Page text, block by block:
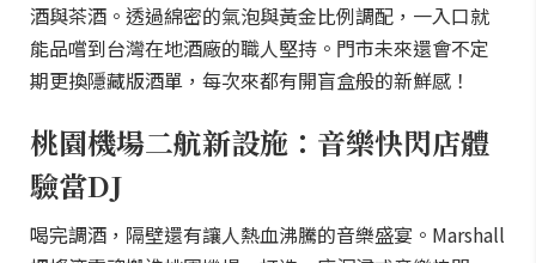
酒與茶酒。透過綿密的氣泡與黃金比例調配，一入口就
能品嚐到台灣在地酒廠的職人堅持。門市未來還會不定
期更換隱藏版酒單，每次來都有開盲盒般的新鮮感！
桃園機場二航新設施：音樂快閃店體
驗當DJ
喝完調酒，隔壁還有讓人熱血沸騰的音樂盛宴。Marshall